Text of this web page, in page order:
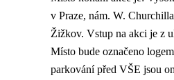
v Praze, nám. W.
Žižkov. Vstup na akci je z
Místo bude označeno
parkování před VŠE jsou